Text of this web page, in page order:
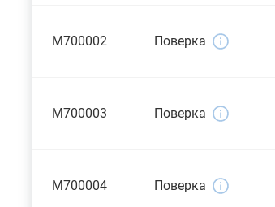
M700002 Поверка
M700003 Поверка
M700004 Поверка